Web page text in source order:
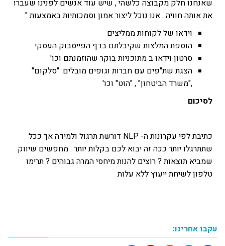
שאנחנו חלק מקבוצה כלשהי , שיש עוד אנשים לפנינו שעברו
את אותה חוויה . אנו נוכל ליצור אמון וסמכותיות באמצעות "
וידאו של לקוחות ממליצים
הוספת המלצות שקיבלתם בדף הפייסבוק העסקי
סרטון וידאו ב מתוכניות בוקר שהוזמנתם וכו'
הצגת שת"פים עם חברות וגופים מובלים: "סלקום"
,"משרד הביטחון" , "הוט" וכו'
לסיכום
כתיבת לפי עקרונות ה- NLP דורשת תרגול ולמידה אך ככל
שתתרגלו יותר ככה זה יבוא לכם בקלות יותר . מחפשים שיווק
שמביא תוצאות ? רוצים להנות מיחסי המרה גבוהים ? תרימו
טלפון לשיחת ייעוץ ללא עלות
עקבו אחרינו: